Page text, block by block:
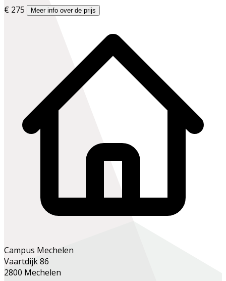
€ 275 Meer info over de prijs
Campus Mechelen
Vaartdijk 86
2800 Mechelen